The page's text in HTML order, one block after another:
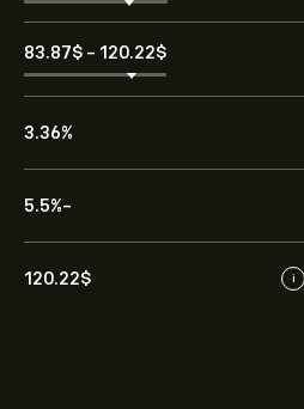
83.87‎$‎ - 120.22‎$‎
3.36%
-5.5%
i
120.22‎$‎